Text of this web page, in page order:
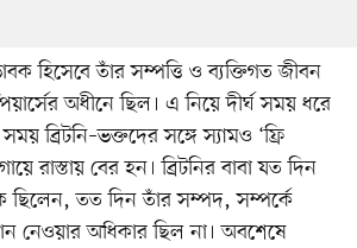
হিসেবে তাঁর সম্পত্তি ও ব্যক্তিগত জীবন
অধীনে ছিল। এ নিয়ে দীর্ঘ সময় ধরে
ব্রিটনি–ভক্তদের সঙ্গে স্যামও ‘ফ্রি
রাস্তায় বের হন। ব্রিটনির বাবা যত দিন
ছিলেন, তত দিন তাঁর সম্পদ, সম্পর্কে
নেওয়ার অধিকার ছিল না। অবশেষে